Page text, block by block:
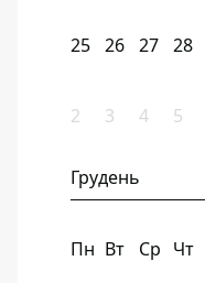
25 26 27 28
2 3 4 5
Грудень
Пн Вт Ср Чт